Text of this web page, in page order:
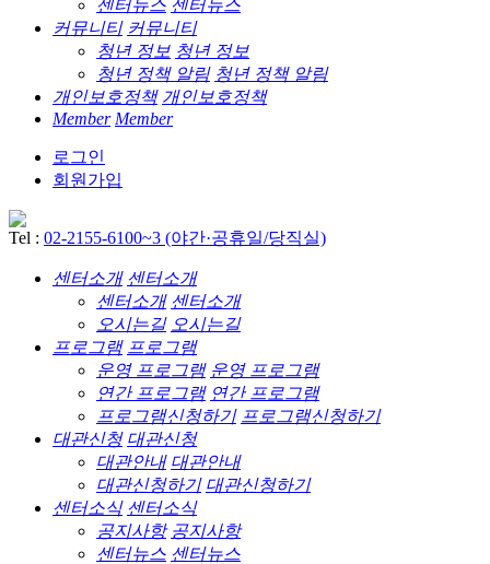
센터뉴스 센터뉴스
커뮤니티 커뮤니티
청년 정보 청년 정보
청년 정책 알림 청년 정책 알림
개인보호정책 개인보호정책
Member Member
로그인
회원가입
Tel : 02-2155-6100~3 (야간·공휴일/당직실)
센터소개 센터소개
센터소개 센터소개
오시는길 오시는길
프로그램 프로그램
운영 프로그램 운영 프로그램
연간 프로그램 연간 프로그램
프로그램신청하기 프로그램신청하기
대관신청 대관신청
대관안내 대관안내
대관신청하기 대관신청하기
센터소식 센터소식
공지사항 공지사항
센터뉴스 센터뉴스